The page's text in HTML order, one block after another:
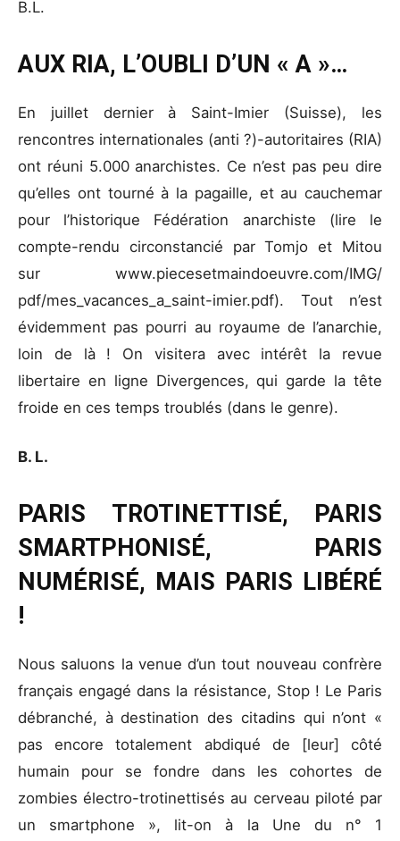
B.L.
AUX RIA, L’OUBLI D’UN « A »…
En juillet dernier à Saint-Imier (Suisse), les
rencontres internationales (anti ?)-autoritaires (RIA)
ont réuni 5.000 anarchistes. Ce n’est pas peu dire
qu’elles ont tourné à la pagaille, et au cauchemar
pour l’historique Fédération anarchiste (lire le
compte-rendu circonstancié par Tomjo et Mitou
sur www.piecesetmaindoeuvre.com/IMG/
pdf/mes_vacances_a_saint-imier.pdf). Tout n’est
évidemment pas pourri au royaume de l’anarchie,
loin de là ! On visitera avec intérêt la revue
libertaire en ligne Divergences, qui garde la tête
froide en ces temps troublés (dans le genre).
B. L.
PARIS TROTINETTISÉ, PARIS
SMARTPHONISÉ, PARIS
NUMÉRISÉ, MAIS PARIS LIBÉRÉ
!
Nous saluons la venue d’un tout nouveau confrère
français engagé dans la résistance, Stop ! Le Paris
débranché, à destination des citadins qui n’ont «
pas encore totalement abdiqué de [leur] côté
humain pour se fondre dans les cohortes de
zombies électro-trotinettisés au cerveau piloté par
un smartphone », lit-on à la Une du n° 1